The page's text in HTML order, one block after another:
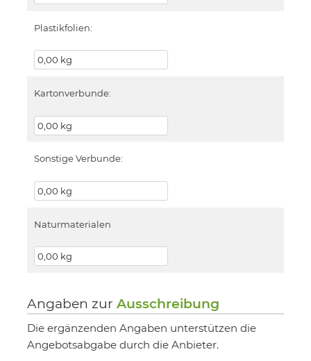
Plastikfolien:
Kartonverbunde:
Sonstige Verbunde:
Naturmaterialen
Angaben zur Ausschreibung
Die ergänzenden Angaben unterstützen die
Angebotsabgabe durch die Anbieter.